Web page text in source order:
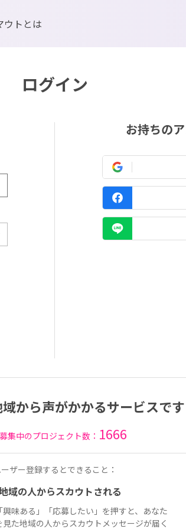
ログイン
お持ちの
から声がかかるサービスです
集中のプロジェクト数： 1666
ザー登録するとできること：
域の人からスカウトされる
味ある」「応募したい」を押すと、あなた
た地域の人からスカウトメッセージが届く
ウトとは